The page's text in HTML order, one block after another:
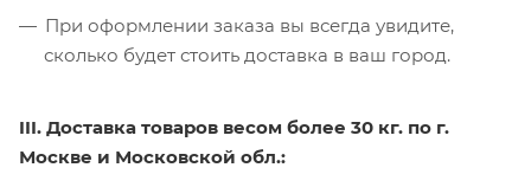
При оформлении заказа вы всегда увидите,
сколько будет стоить доставка в ваш город.
III. Доставка товаров весом более 30 кг. по г.
Москве и Московской обл.: